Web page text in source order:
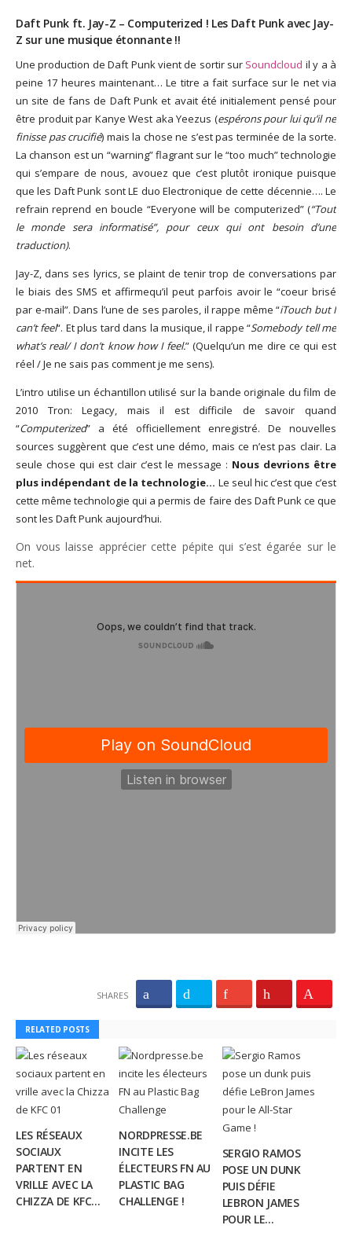
God It’s Friday | Irish Call
Mar 16, 2017 |Joyeux
Mar 10, 2017 |TGIF – Thank
God It’s Friday | Journée de
la Femme
Mar 06, 2017 |No Money
Kids s’offre un clip très
esthétique pour leur
nouveau single
Mar 02, 2017 |Sacré nom
d’une pipe !
Daft Punk ft. Jay-Z – Computerized ! Les Daft Punk avec Jay-
Z sur une musique étonnante !!
Une production de Daft Punk vient de sortir sur Soundcloud il y a à
peine 17 heures maintenant… Le titre a fait surface sur le net via
un site de fans de Daft Punk et avait été initialement pensé pour
être produit par Kanye West aka Yeezus (espérons pour lui qu’il ne
finisse pas crucifié) mais la chose ne s’est pas terminée de la sorte.
La chanson est un “warning” flagrant sur le “too much” technologie
qui s’empare de nous, avouez que c’est plutôt ironique puisque
que les Daft Punk sont LE duo Electronique de cette décennie…. Le
refrain reprend en boucle “Everyone will be computerized” (“Tout
le monde sera informatisé”, pour ceux qui ont besoin d’une
traduction).
Jay-Z, dans ses lyrics, se plaint de tenir trop de conversations par
le biais des SMS et affirmequ’il peut parfois avoir le “coeur brisé
par e-mail”. Dans l’une de ses paroles, il rappe même “iTouch but I
can’t feel“. Et plus tard dans la musique, il rappe “Somebody tell me
what’s real/ I don’t know how I feel.” (Quelqu’un me dire ce qui est
réel / Je ne sais pas comment je me sens).
L’intro utilise un échantillon utilisé sur la bande originale du film de
2010 Tron: Legacy, mais il est difficile de savoir quand
“Computerized” a été officiellement enregistré. De nouvelles
sources suggèrent que c’est une démo, mais ce n’est pas clair. La
seule chose qui est clair c’est le message : Nous devrions être
plus indépendant de la technologie… Le seul hic c’est que c’est
cette même technologie qui a permis de faire des Daft Punk ce que
sont les Daft Punk aujourd’hui.
On vous laisse apprécier cette pépite qui s’est égarée sur le
net.
SHARES
RELATED POSTS
LES RÉSEAUX
SOCIAUX
PARTENT EN
VRILLE AVEC LA
CHIZZA DE KFC...
NORDPRESSE.BE
INCITE LES
ÉLECTEURS FN AU
PLASTIC BAG
CHALLENGE !
SERGIO RAMOS
POSE UN DUNK
PUIS DÉFIE
LEBRON JAMES
POUR LE...